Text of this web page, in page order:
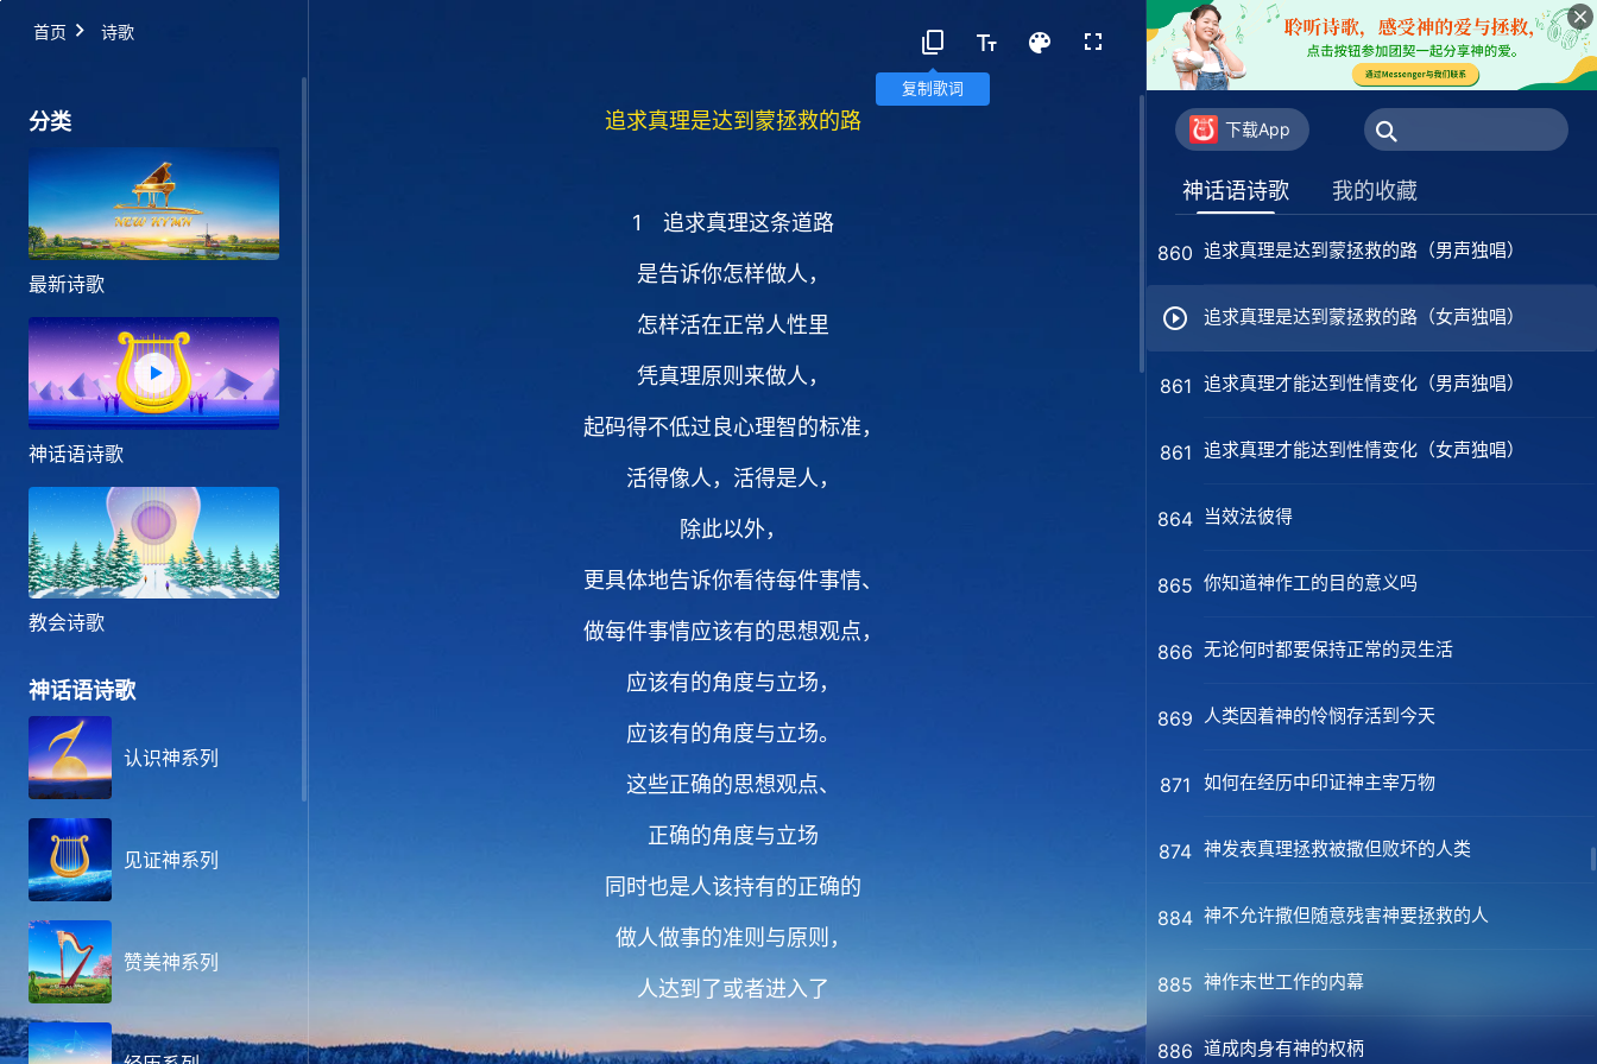
首页 诗歌
复制歌词
分类
最新诗歌
神话语诗歌
教会诗歌
神话语诗歌
认识神系列
见证神系列
赞美神系列
追求真理是达到蒙拯救的路
1 追求真理这条道路
是告诉你怎样做人，
怎样活在正常人性里
凭真理原则来做人，
起码得不低过良心理智的标准，
活得像人，活得是人，
除此以外，
更具体地告诉你看待每件事情、
做每件事情应该有的思想观点，
应该有的角度与立场，
应该有的角度与立场。
这些正确的思想观点、
正确的角度与立场
同时也是人该持有的正确的
做人做事的准则与原则，
人达到了或者进入了
看人看事、做人做事
下载App
神话语诗歌 我的收藏
855 人背叛神的种种行为（男声独唱）
855 人背叛神的种种行为（女声独唱）
856 神对挪亚的称许
860 追求真理是达到蒙拯救的路（男声独唱）
追求真理是达到蒙拯救的路（女声独唱）
861 追求真理才能达到性情变化（男声独唱）
861 追求真理才能达到性情变化（女声独唱）
864 当效法彼得
865 你知道神作工的目的意义吗
866 无论何时都要保持正常的灵生活
869 人类因着神的怜悯存活到今天
871 如何在经历中印证神主宰万物
874 神发表真理拯救被撒但败坏的人类
884 神不允许撒但随意残害神要拯救的人
885 神作末世工作的内幕
886 道成肉身有神的权柄